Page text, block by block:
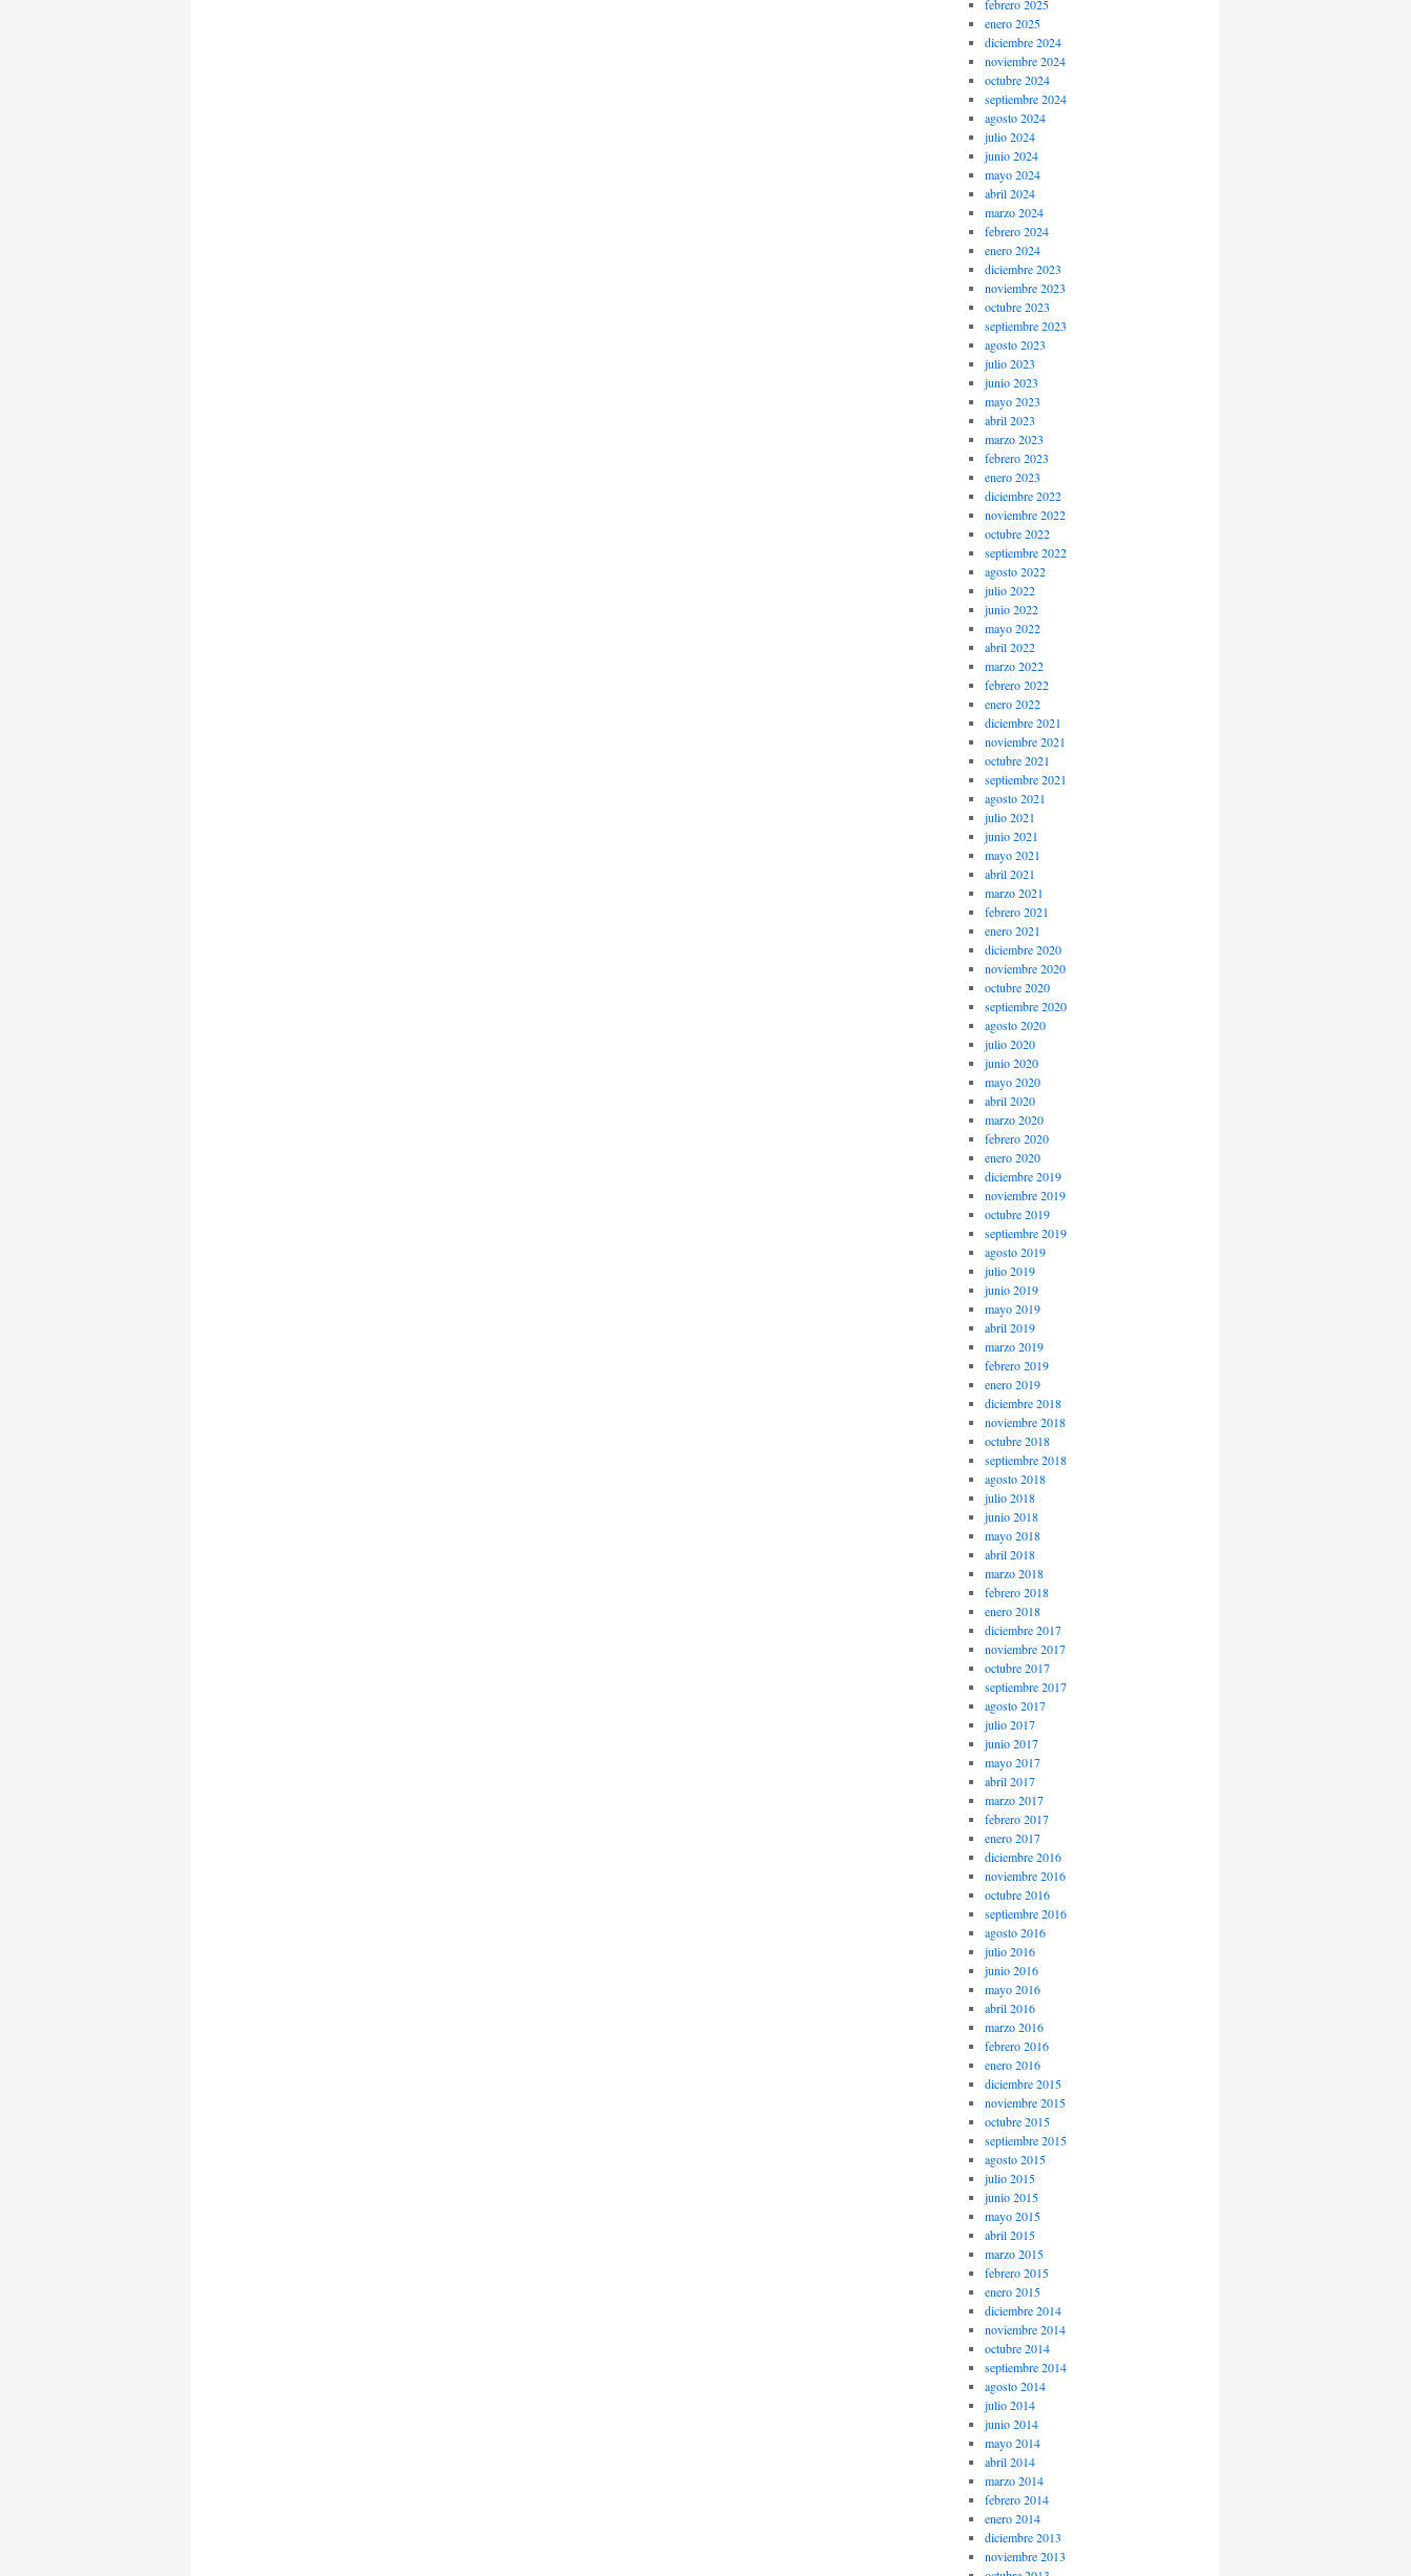
febrero 2025
enero 2025
diciembre 2024
noviembre 2024
octubre 2024
septiembre 2024
agosto 2024
julio 2024
junio 2024
mayo 2024
abril 2024
marzo 2024
febrero 2024
enero 2024
diciembre 2023
noviembre 2023
octubre 2023
septiembre 2023
agosto 2023
julio 2023
junio 2023
mayo 2023
abril 2023
marzo 2023
febrero 2023
enero 2023
diciembre 2022
noviembre 2022
octubre 2022
septiembre 2022
agosto 2022
julio 2022
junio 2022
mayo 2022
abril 2022
marzo 2022
febrero 2022
enero 2022
diciembre 2021
noviembre 2021
octubre 2021
septiembre 2021
agosto 2021
julio 2021
junio 2021
mayo 2021
abril 2021
marzo 2021
febrero 2021
enero 2021
diciembre 2020
noviembre 2020
octubre 2020
septiembre 2020
agosto 2020
julio 2020
junio 2020
mayo 2020
abril 2020
marzo 2020
febrero 2020
enero 2020
diciembre 2019
noviembre 2019
octubre 2019
septiembre 2019
agosto 2019
julio 2019
junio 2019
mayo 2019
abril 2019
marzo 2019
febrero 2019
enero 2019
diciembre 2018
noviembre 2018
octubre 2018
septiembre 2018
agosto 2018
julio 2018
junio 2018
mayo 2018
abril 2018
marzo 2018
febrero 2018
enero 2018
diciembre 2017
noviembre 2017
octubre 2017
septiembre 2017
agosto 2017
julio 2017
junio 2017
mayo 2017
abril 2017
marzo 2017
febrero 2017
enero 2017
diciembre 2016
noviembre 2016
octubre 2016
septiembre 2016
agosto 2016
julio 2016
junio 2016
mayo 2016
abril 2016
marzo 2016
febrero 2016
enero 2016
diciembre 2015
noviembre 2015
octubre 2015
septiembre 2015
agosto 2015
julio 2015
junio 2015
mayo 2015
abril 2015
marzo 2015
febrero 2015
enero 2015
diciembre 2014
noviembre 2014
octubre 2014
septiembre 2014
agosto 2014
julio 2014
junio 2014
mayo 2014
abril 2014
marzo 2014
febrero 2014
enero 2014
diciembre 2013
noviembre 2013